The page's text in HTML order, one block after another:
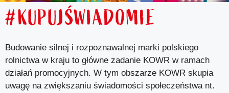
#KUPUJŚWIADOMIE
Budowanie silnej i rozpoznawalnej marki polskiego
rolnictwa w kraju to główne zadanie KOWR w ramach
działań promocyjnych. W tym obszarze KOWR skupia
uwagę na zwiększaniu świadomości społeczeństwa nt.